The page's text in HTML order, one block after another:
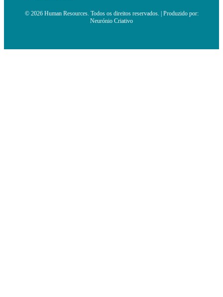
© 2026 Human Resources. Todos os direitos reservados. | Produzido por:
Neurónio Criativo